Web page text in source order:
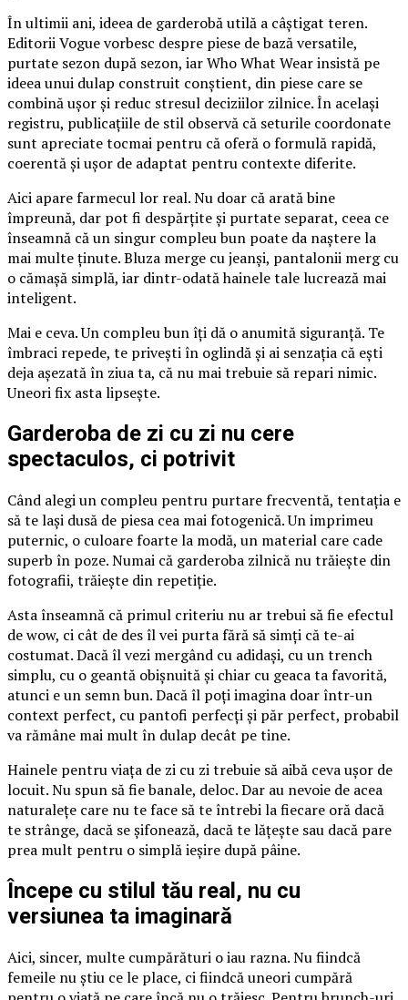
În ultimii ani, ideea de garderobă utilă a câștigat teren.
Editorii Vogue vorbesc despre piese de bază versatile,
purtate sezon după sezon, iar Who What Wear insistă pe
ideea unui dulap construit conștient, din piese care se
combină ușor și reduc stresul deciziilor zilnice. În același
registru, publicațiile de stil observă că seturile coordonate
sunt apreciate tocmai pentru că oferă o formulă rapidă,
coerentă și ușor de adaptat pentru contexte diferite.
Aici apare farmecul lor real. Nu doar că arată bine
împreună, dar pot fi despărțite și purtate separat, ceea ce
înseamnă că un singur compleu bun poate da naștere la
mai multe ținute. Bluza merge cu jeanși, pantalonii merg cu
o cămașă simplă, iar dintr-odată hainele tale lucrează mai
inteligent.
Mai e ceva. Un compleu bun îți dă o anumită siguranță. Te
îmbraci repede, te privești în oglindă și ai senzația că ești
deja așezată în ziua ta, că nu mai trebuie să repari nimic.
Uneori fix asta lipsește.
Garderoba de zi cu zi nu cere
spectaculos, ci potrivit
Când alegi un compleu pentru purtare frecventă, tentația e
să te lași dusă de piesa cea mai fotogenică. Un imprimeu
puternic, o culoare foarte la modă, un material care cade
superb în poze. Numai că garderoba zilnică nu trăiește din
fotografii, trăiește din repetiție.
Asta înseamnă că primul criteriu nu ar trebui să fie efectul
de wow, ci cât de des îl vei purta fără să simți că te-ai
costumat. Dacă îl vezi mergând cu adidași, cu un trench
simplu, cu o geantă obișnuită și chiar cu geaca ta favorită,
atunci e un semn bun. Dacă îl poți imagina doar într-un
context perfect, cu pantofi perfecți și păr perfect, probabil
va rămâne mai mult în dulap decât pe tine.
Hainele pentru viața de zi cu zi trebuie să aibă ceva ușor de
locuit. Nu spun să fie banale, deloc. Dar au nevoie de acea
naturalețe care nu te face să te întrebi la fiecare oră dacă
te strânge, dacă se șifonează, dacă te lățește sau dacă pare
prea mult pentru o simplă ieșire după pâine.
Începe cu stilul tău real, nu cu
versiunea ta imaginară
Aici, sincer, multe cumpărături o iau razna. Nu fiindcă
femeile nu știu ce le place, ci fiindcă uneori cumpără